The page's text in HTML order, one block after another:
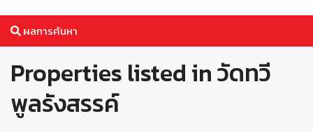
ผลการค้นหา
Properties listed in วัดทวี
พูลรังสรรค์